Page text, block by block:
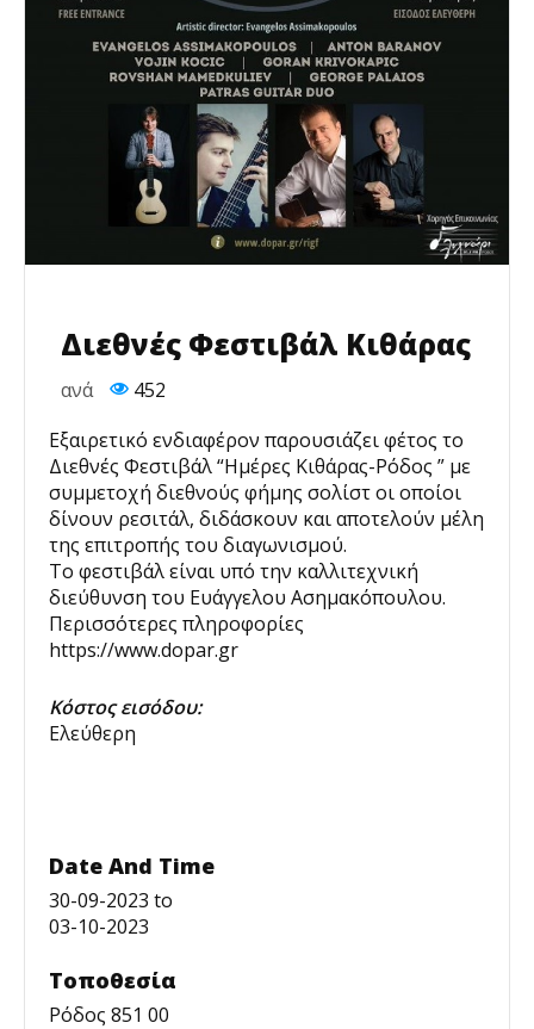
Διεθνές Φεστιβάλ Κιθάρας
ανά
452
Εξαιρετικό ενδιαφέρον παρουσιάζει φέτος το
Διεθνές Φεστιβάλ “Ημέρες Κιθάρας-Ρόδος ” με
συμμετοχή διεθνούς φήμης σολίστ οι οποίοι
δίνουν ρεσιτάλ, διδάσκουν και αποτελούν μέλη
της επιτροπής του διαγωνισμού.
Το φεστιβάλ είναι υπό την καλλιτεχνική
διεύθυνση του Ευάγγελου Ασημακόπουλου.
Περισσότερες πληροφορίες
https://www.dopar.gr
Κόστος εισόδου:
Ελεύθερη
Date And Time
30-09-2023 to
03-10-2023
Τοποθεσία
Ρόδος 851 00